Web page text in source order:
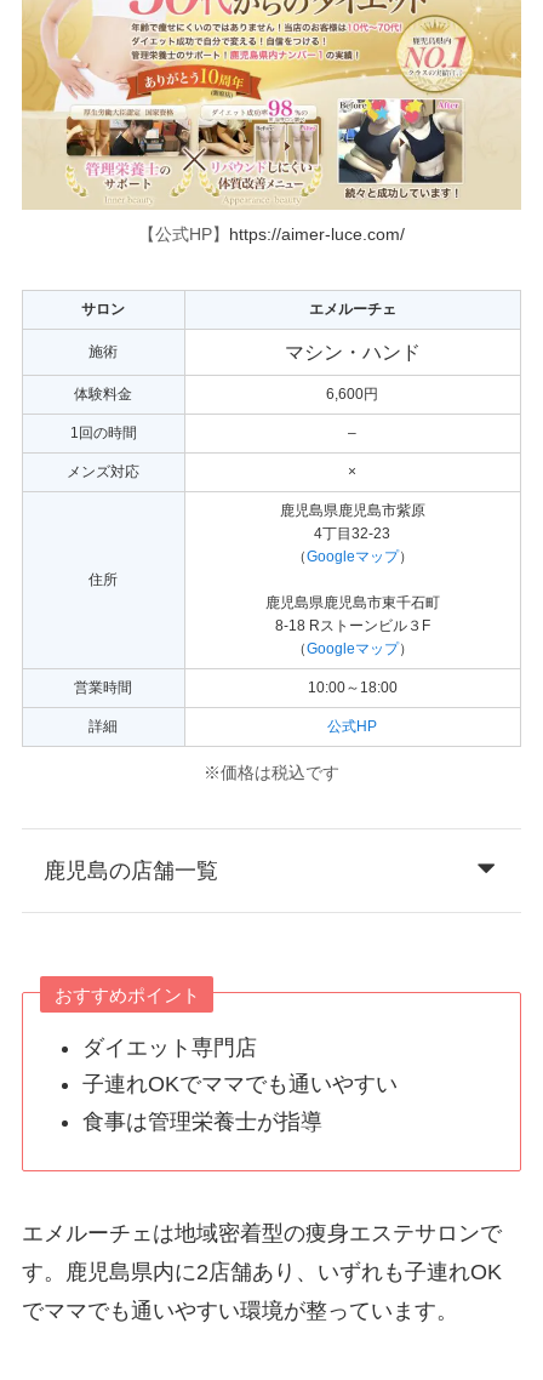
【公式HP】 https://aimer-luce.com/
サロン エメルーチェ
施術 マシン・ハンド
体験料金 6,600円
1回の時間 –
メンズ対応 ×
住所
鹿児島県鹿児島市紫原
4丁目32-23
（Googleマップ）
鹿児島県鹿児島市東千石町
8-18 Rストーンビル３F
（Googleマップ）
営業時間 10:00～18:00
詳細 公式HP
※価格は税込です
鹿児島の店舗一覧
おすすめポイント
ダイエット専門店
子連れOKでママでも通いやすい
食事は管理栄養士が指導
エメルーチェは地域密着型の痩身エステサロンで
す。鹿児島県内に2店舗あり、いずれも子連れOK
でママでも通いやすい環境が整っています。